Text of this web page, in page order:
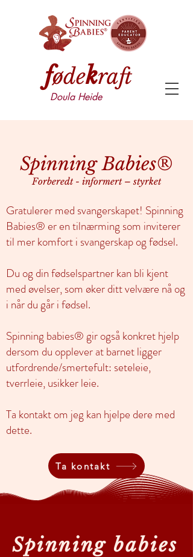
fødekraft
Doula Heide
Spinning Babies®
Forberedt - informert – styrket
Gratulerer med svangerskapet! Spinning
Babies® er en tilnærming som inviterer
til mer komfort i svangerskap og fødsel.
Du og din fødselspartner kan bli kjent
med øvelser, som øker ditt velvære nå og
i når du går i fødsel.
Spinning babies® gir også konkret hjelp
dersom du opplever at barnet ligger
utfordrende/smertefult: seteleie,
tverrleie, usikker leie.
Ta kontakt om jeg kan hjelpe dere med
dette.
Ta kontakt
Spinning babies